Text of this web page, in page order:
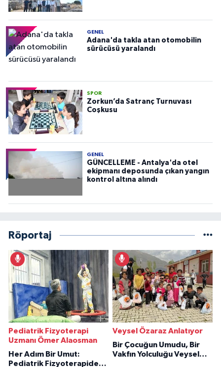
GENEL
Adana'da takla atan otomobilin
sürücüsü yaralandı
SPOR
Zorkun’da Satranç Turnuvası
Coşkusu
GENEL
GÜNCELLEME - Antalya'da otel
ekipmanı deposunda çıkan yangın
kontrol altına alındı
Röportaj
Pediatrik Fizyoterapi
Uzmanı Ömer Alaosman
Her Adım Bir Umut:
Pediatrik Fizyoterapiden
Veysel Özaraz Anlatıyor
Bir Çocuğun Umudu, Bir
Vakfın Yolculuğu Veysel